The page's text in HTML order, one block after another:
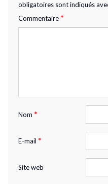
obligatoires sont indiqués
Commentaire *
Nom *
E-mail *
Site web